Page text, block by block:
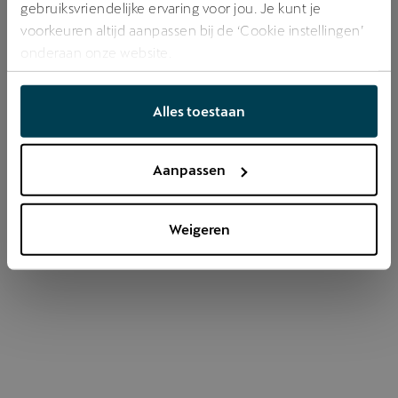
gebruiksvriendelijke ervaring voor jou. Je kunt je
voorkeuren altijd aanpassen bij de ‘Cookie instellingen’
onderaan onze website.
Alles toestaan
Aanpassen
Weigeren
Refresh